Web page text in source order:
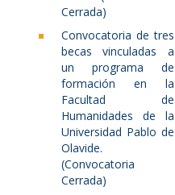
Cerrada)
Convocatoria de tres
becas vinculadas a
un programa de
formación en la
Facultad de
Humanidades de la
Universidad Pablo de
Olavide.
(Convocatoria
Cerrada)